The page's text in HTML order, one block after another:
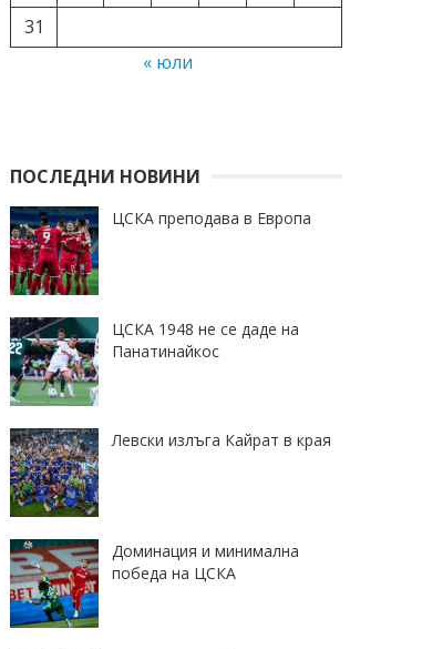
31
« юли
ПОСЛЕДНИ НОВИНИ
ЦСКА преподава в Европа
ЦСКА 1948 не се даде на
Панатинайкос
Левски излъга Кайрат в края
Доминация и минимална
победа на ЦСКА